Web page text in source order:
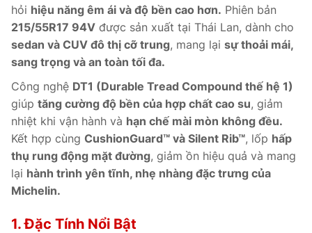
hỏi hiệu năng êm ái và độ bền cao hơn. Phiên bản
215/55R17 94V được sản xuất tại Thái Lan, dành cho
sedan và CUV đô thị cỡ trung, mang lại sự thoải mái,
sang trọng và an toàn tối đa.
Công nghệ DT1 (Durable Tread Compound thế hệ 1)
giúp tăng cường độ bền của hợp chất cao su, giảm
nhiệt khi vận hành và hạn chế mài mòn không đều.
Kết hợp cùng CushionGuard™ và Silent Rib™, lốp hấp
thụ rung động mặt đường, giảm ồn hiệu quả và mang
lại hành trình yên tĩnh, nhẹ nhàng đặc trưng của
Michelin.
1. Đặc Tính Nổi Bật